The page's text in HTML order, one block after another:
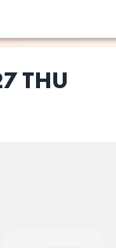
THU
の取り置きは終了し